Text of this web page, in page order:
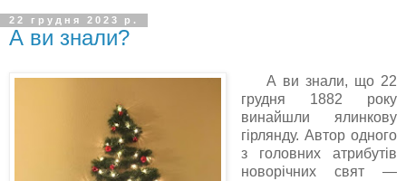
22 грудня 2023 р.
А ви знали?
А ви знали, що 22
грудня 1882 року
винайшли ялинкову
гірлянду. Автор одного
з головних атрибутів
новорічних свят —